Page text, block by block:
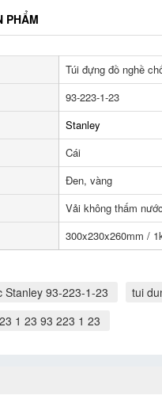
PHẨM
Túi đựng đồ nghề
93-223-1-23
Stanley
Cái
Đen, vàng
Vải không thấm nước
300x230x260mm /
93-223-1-23 tui
1 23 93 223 1 23